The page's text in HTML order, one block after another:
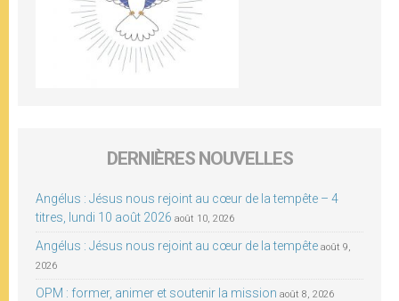
DERNIÈRES NOUVELLES
Angélus : Jésus nous rejoint au cœur de la tempête – 4
titres, lundi 10 août 2026 août 10, 2026
Angélus : Jésus nous rejoint au cœur de la tempête août 9,
2026
OPM : former, animer et soutenir la mission août 8, 2026